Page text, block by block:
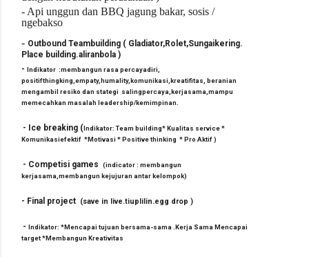
- Api unggun dan BBQ jagung bakar, sosis /
ngebakso
- Outbound Teambuilding ( Gladiator,Rolet,Sungaikering.
Place bui ld ing.al iranbola )
- Indikator :membangun rasa percayadiri,
positifthingking,empaty,humality,komunikasi,kreatifitas, beranian
mengambil resiko dan stategi salingpercaya,kerjasama,mampu
memecahkan masalah leadership/kemimpinan.
- Ice breaking (Indikator: Team building* Kualitas service *
Komunikasiefektif *Motivasi * Positive thinking * Pro Aktif )
- Competisi games
(indicator : membangun
kerjasama,membangun kejujuran antar kelompok)
- Final project (save in live.tiuplilin.egg drop )
- Indikator: *Mencapai tujuan bersama-sama .Kerja Sama Mencapai
target *Membangun Kreativitas